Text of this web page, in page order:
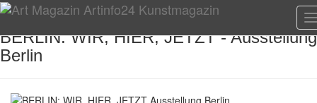
BERLIN: WIR, HIER, JETZT - Ausstellung
Berlin